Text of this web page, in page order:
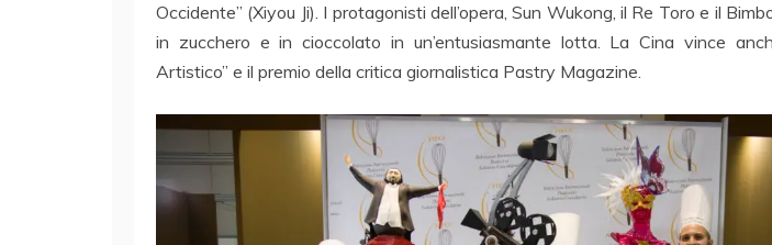
Occidente” (Xiyou Ji). I protagonisti dell’opera, Sun Wukong, il Re Toro e il
in zucchero e in cioccolato in un’entusiasmante lotta. La Cina vince
Artistico” e il premio della critica giornalistica Pastry Magazine.